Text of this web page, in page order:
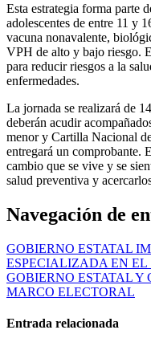
Esta estrategia forma parte
adolescentes de entre 11 y
vacuna nonavalente,
VPH de alto y bajo riesgo.
para reducir riesgos a la
enfermedades.
La jornada se realizará de
deberán acudir
menor y Cartilla Nacional
entregará un comprobante.
cambio que se vive y se
salud preventiva y
Navegación de
GOBIERNO ESTATAL
ESPECIALIZADA EN EL
GOBIERNO ESTATAL Y
MARCO ELECTORAL
Entrada relacionada